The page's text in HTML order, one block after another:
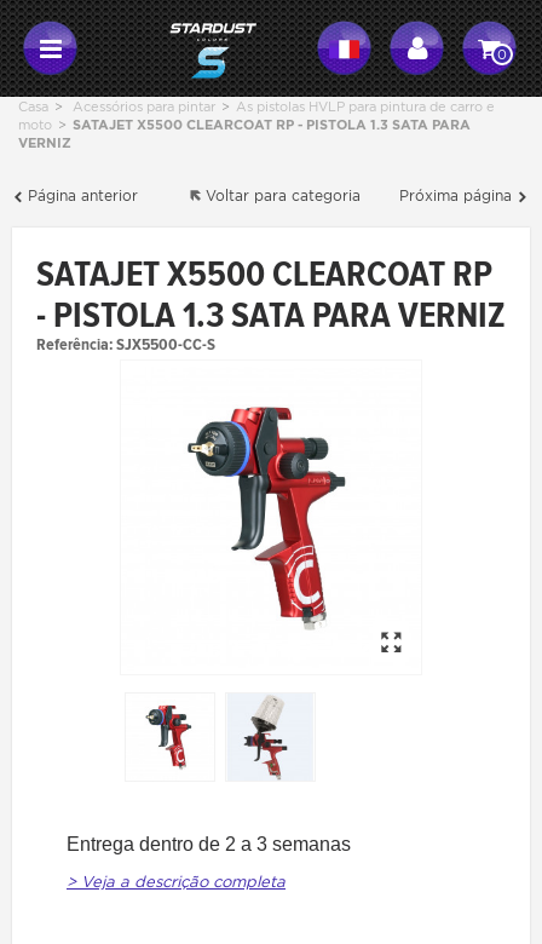
0
Casa > Acessórios para pintar > As pistolas HVLP para pintura de carro e
moto > SATAJET X5500 CLEARCOAT RP - PISTOLA 1.3 SATA PARA
VERNIZ
Página anterior Próxima página
Voltar para categoria
SATAJET X5500 CLEARCOAT RP
- PISTOLA 1.3 SATA PARA VERNIZ
Referência:SJX5500-CC-S
Entrega dentro de 2 a 3 semanas
> Veja a descrição completa